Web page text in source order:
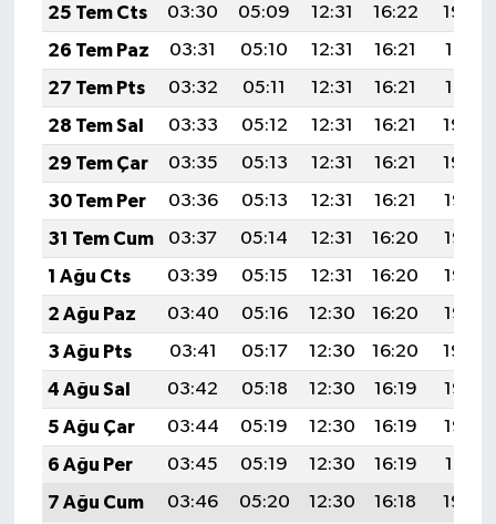
25 Tem Cts
03:30 05:09 12:31 16:22
19:42
26 Tem Paz
03:31 05:10 12:31 16:21
19:41
27 Tem Pts
03:32 05:11 12:31 16:21
19:41
28 Tem Sal
03:33 05:12 12:31 16:21
19:40
29 Tem Çar
03:35 05:13 12:31 16:21
19:39
30 Tem Per
03:36 05:13 12:31 16:21
19:38
31 Tem Cum
03:37 05:14 12:31 16:20
19:37
1 Ağu Cts
03:39 05:15 12:31 16:20
19:36
2 Ağu Paz
03:40 05:16 12:30 16:20
19:35
3 Ağu Pts
03:41 05:17 12:30 16:20
19:34
4 Ağu Sal
03:42 05:18 12:30 16:19
19:33
5 Ağu Çar
03:44 05:19 12:30 16:19
19:32
6 Ağu Per
03:45 05:19 12:30 16:19
19:31
7 Ağu Cum
03:46 05:20 12:30 16:18
19:30